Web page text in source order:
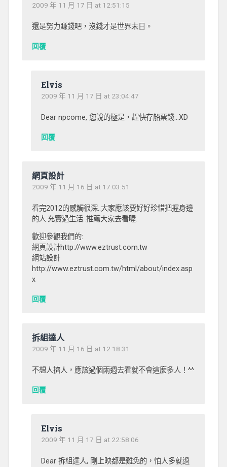
2009 年 11 月 17 日 at 12:51:15
還是努力賺錢吧，沒錢才是世界末日。
回覆
Elvis
2009 年 11 月 17 日 at 23:04:47
Dear npcome, 您說的極是，趕快存船票錢…XD
回覆
網頁設計
2009 年 11 月 16 日 at 17:03:51
看完2012的感觸很深..大家應該要好好珍惜把握身邊
的人.充實過生活..推薦大家去看喔..
歡迎參觀我們的:
網頁設計http://www.eztrust.com.tw
網站設計
http://www.eztrust.com.tw/html/about/index.asp
x
回覆
拆組達人
2009 年 11 月 16 日 at 12:18:31
不想人擠人，應該過個兩週去看就不會這麼多人！^^
回覆
Elvis
2009 年 11 月 17 日 at 22:58:06
Dear 拆組達人, 剛上映都是難免的，怕人多就過